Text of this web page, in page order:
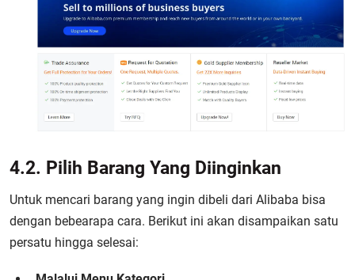
4.2. Pilih Barang Yang Diinginkan
Untuk mencari barang yang ingin dibeli dari Alibaba bisa
dengan bebearapa cara. Berikut ini akan disampaikan satu
persatu hingga selesai: